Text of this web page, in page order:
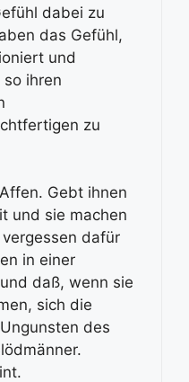
dabei zu
das Gefühl,
und
ihren
zu
Gebt ihnen
und sie machen
dafür
in einer
daß, wenn sie
sich die
des